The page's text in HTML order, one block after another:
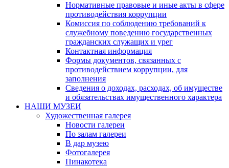
Нормативные правовые и иные акты в сфере
противодействия коррупции
Комиссия по соблюдению требований к
служебному поведению государственных
гражданских служащих и урег
Контактная информация
Формы документов, связанных с
противодействием коррупции, для
заполнения
Сведения о доходах, расходах, об имуществе
и обязательствах имущественного характера
НАШИ МУЗЕИ
Художественная галерея
Новости галереи
По залам галереи
В дар музею
Фотогалерея
Пинакотека